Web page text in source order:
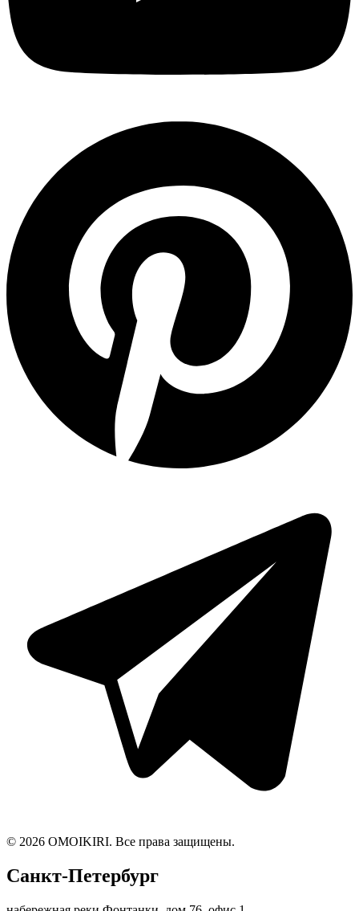
© 2026 OMOIKIRI. Все права защищены.
Санкт-Петербург